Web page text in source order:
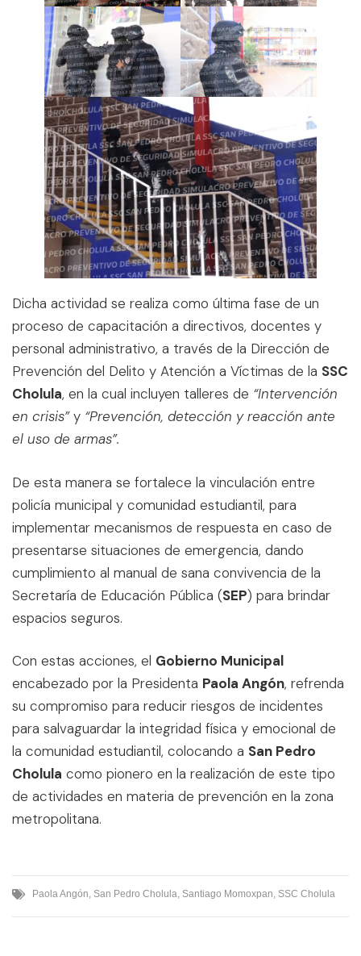
Dicha actividad se realiza como última fase de un
proceso de capacitación a directivos, docentes y
personal administrativo, a través de la Dirección de
Prevención del Delito y Atención a Víctimas de la SSC
Cholula, en la cual incluyen talleres de “Intervención
en crisis”y “Prevención, detección y reacción ante
el uso de armas”.
De esta manera se fortalece la vinculación entre
policía municipal y comunidad estudiantil, para
implementar mecanismos de respuesta en caso de
presentarse situaciones de emergencia, dando
cumplimiento al manual de sana convivencia de la
Secretaría de Educación Pública (SEP) para brindar
espacios seguros.
Con estas acciones, el Gobierno Municipal
encabezado por la Presidenta Paola Angón, refrenda
su compromiso para reducir riesgos de incidentes
para salvaguardar la integridad física y emocional de
la comunidad estudiantil, colocando a San Pedro
Cholula como pionero en la realización de este tipo
de actividades en materia de prevención en la zona
metropolitana.
Paola Angón San Pedro Cholula Santiago Momoxpan SSC Cholula